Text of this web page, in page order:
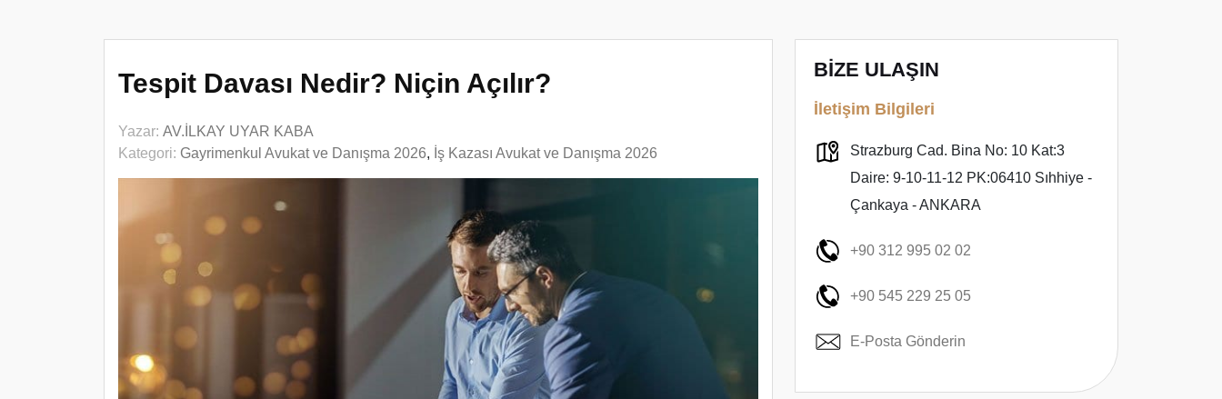
Tespit Davası Nedir? Niçin Açılır?
Yazar: AV.İLKAY UYAR KABA
Kategori: Gayrimenkul Avukat ve Danışma 2026, İş Kazası Avukat ve Danışma 2026
BİZE ULAŞIN
İletişim Bilgileri
Strazburg Cad. Bina No: 10 Kat:3
Daire: 9-10-11-12 PK:06410 Sıhhiye -
Çankaya - ANKARA
+90 312 995 02 02
+90 545 229 25 05
E-Posta Gönderin